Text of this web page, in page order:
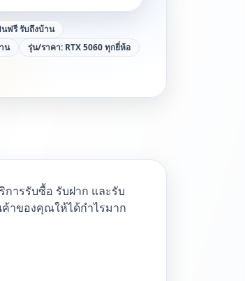
ฟรี รับถึงบ้าน
น รุ่น/ราคา: RTX 5060 ทุกยี่ห้อ
ารรับซื้อ รับฝาก และรับ
าของคุณให้ได้กำไรมาก